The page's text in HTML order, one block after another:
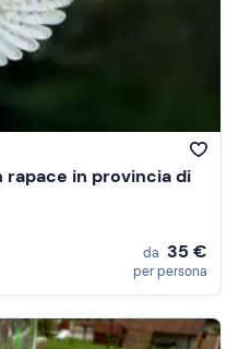
in provincia di
da 35 €
per persona